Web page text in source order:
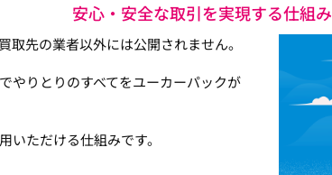
安心・安全な取引を実現する仕組み
先の業者以外には公開されません。
やりとりのすべてをユーカーパックが
いただける仕組みです。